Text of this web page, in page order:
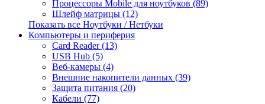
Процессоры Mobile для ноутбуков (89)
Шлейф матрицы (12)
Показать все Ноутбуки / Нетбуки
Компьютеры и периферия
Card Reader (13)
USB Hub (5)
Веб-камеры (4)
Внешние накопители данных (39)
Защита питания (20)
Кабели (77)